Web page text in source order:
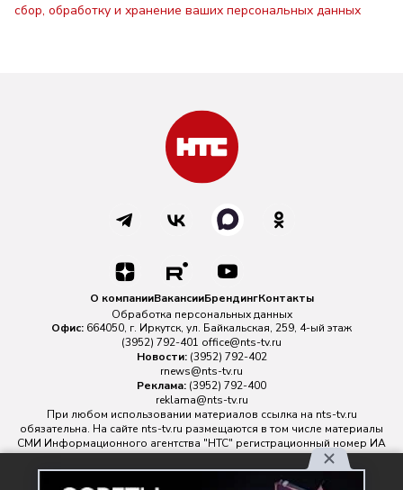
сбор, обработку и хранение ваших персональных данных
О компанииВакансииБрендингКонтакты
Обработка персональных данных
Офис: 664050, г. Иркутск, ул. Байкальская, 259, 4-ый этаж
(3952) 792-401 office@nts-tv.ru
Новости: (3952) 792-402
rnews@nts-tv.ru
Реклама: (3952) 792-400
reklama@nts-tv.ru
При любом использовании материалов ссылка на nts-tv.ru
обязательна. На сайте nts-tv.ru размещаются в том числе материалы
СМИ Информационного агентства "НТС" регистрационный номер ИА
№ ФС 77 - 88763 зарегистрировано Федеральной службой по
надзору в сфере связи, информационных технологий и массовых